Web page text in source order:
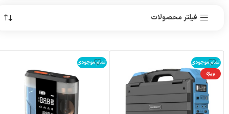
فیلتر محصولات
اتمام موجودی
ویژه
اتمام موجودی